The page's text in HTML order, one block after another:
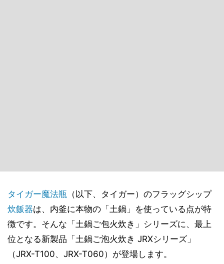
タイガー魔法瓶 （以下、タイガー）のフラッグシップ
炊飯器は、内釜に本物の「土鍋」を使っている点が特
徴です。そんな「土鍋ご包火炊き」シリーズに、最上
位となる新製品「土鍋ご泡火炊き JRXシリーズ」
（JRX-T100、JRX-T060）が登場します。